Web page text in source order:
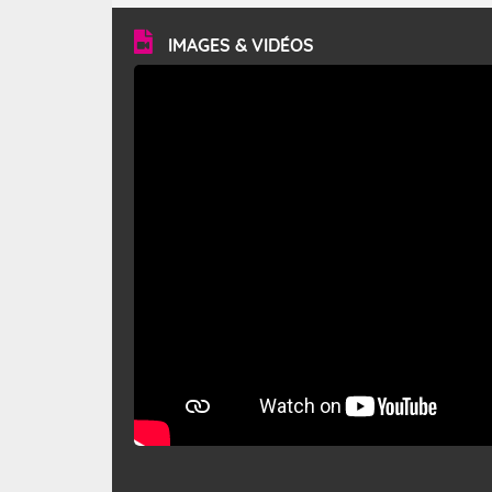
vitesse moyenne de 50 km/h et atteindre 80 à 100 km/h
en rafales, parfois davantage. Il parcourt la basse vallée
du Rhône et la Provence et envahit le littoral
méditerranéen à partir de la Camargue.
IMAGES & VIDÉOS